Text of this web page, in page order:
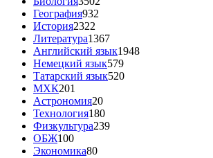
География932
История2322
Литература1367
Английский язык1948
Немецкий язык579
Татарский язык520
МХК201
Астрономия20
Технология180
Физкультура239
ОБЖ100
Экономика80